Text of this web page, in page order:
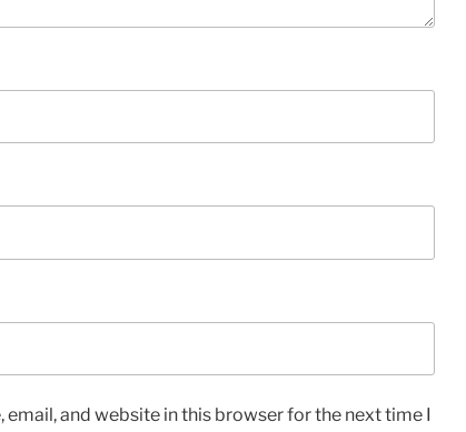
email, and website in this browser for the next time I